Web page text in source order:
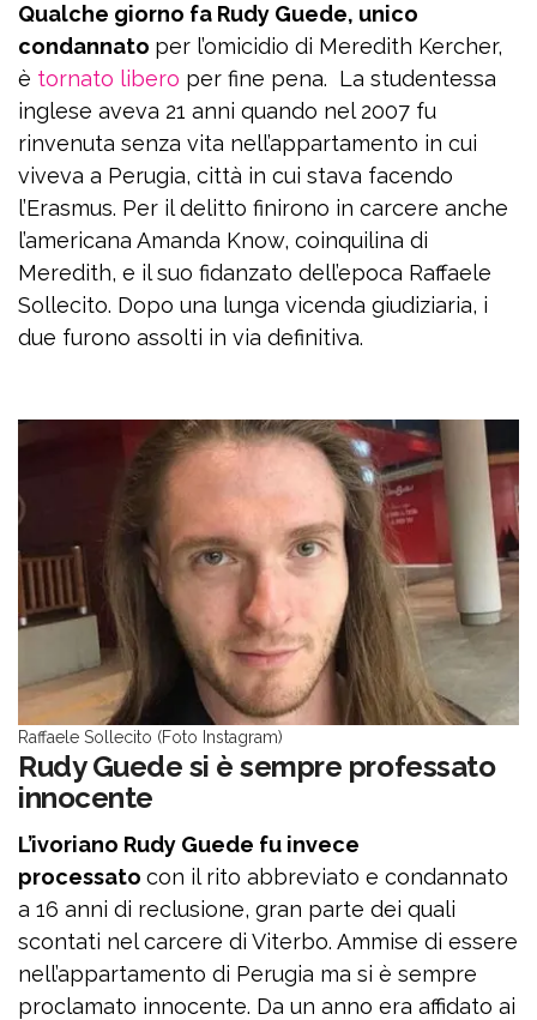
Qualche giorno fa Rudy Guede, unico
condannato per l’omicidio di Meredith Kercher,
è tornato libero per fine pena. La studentessa
inglese aveva 21 anni quando nel 2007 fu
rinvenuta senza vita nell’appartamento in cui
viveva a Perugia, città in cui stava facendo
l’Erasmus. Per il delitto finirono in carcere anche
l’americana Amanda Know, coinquilina di
Meredith, e il suo fidanzato dell’epoca Raffaele
Sollecito. Dopo una lunga vicenda giudiziaria, i
due furono assolti in via definitiva.
Raffaele Sollecito (Foto Instagram)
Rudy Guede si è sempre professato
innocente
L’ivoriano Rudy Guede fu invece
processato con il rito abbreviato e condannato
a 16 anni di reclusione, gran parte dei quali
scontati nel carcere di Viterbo. Ammise di essere
nell’appartamento di Perugia ma si è sempre
proclamato innocente. Da un anno era affidato ai